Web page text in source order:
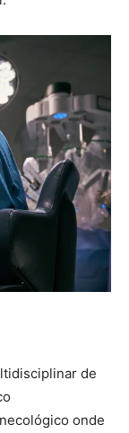
de
onde